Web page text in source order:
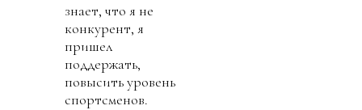
знает, что я не
конкурент, я
пришел
поддержать,
повысить уровень
спортсменов.